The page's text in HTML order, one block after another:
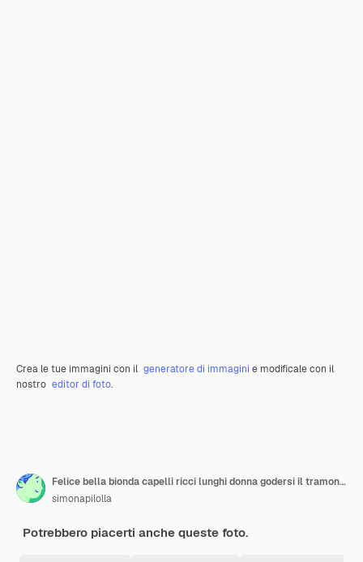
Crea le tue immagini con il generatore di immagini e modificale con il
nostro editor di foto.
Felice bella bionda capelli ricci lunghi donna godersi il tramonto sedersi con oceano blu e cielo in scena
simonapilolla
Potrebbero piacerti anche queste foto.